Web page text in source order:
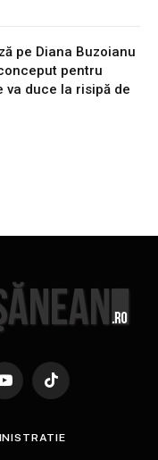
pe Diana Buzoianu
pentru
va duce la risipă de
YouTubeTikTok